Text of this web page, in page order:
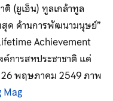
ติ (ยูเอ็น) ทูลเกล้าทูล
สุด ด้านการพัฒนามนุษย์”
Achievement
การสหประชาชาติ แด่
26 พฤษภาคม 2549 ภาพ
Mag